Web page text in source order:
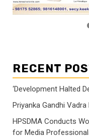
RECENT
‘Development Halted
Priyanka Gandhi
HPSDMA Conducts
for Media